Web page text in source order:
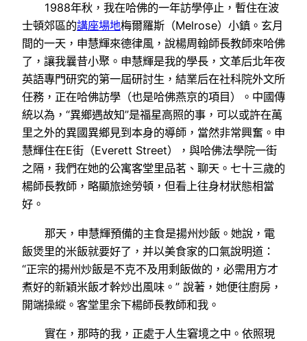
1988年秋，我在哈佛的一年訪學停止，暫住在波
士頓郊區的講座場地梅爾羅斯（Melrose）小鎮。玄月
間的一天，申慧輝來德律風，說楊周翰師長教師來哈佛
了，讓我曩昔小聚。申慧輝是我的學長，文革后北年夜
英語專門研究的第一屆研討生，結業后在社科院外文所
任務，正在哈佛訪學（也是哈佛燕京的項目）。中國傳
統以為，“異鄉遇故知”是福星高照的事，可以或許在萬
里之外的異國異鄉見到本身的導師，當然非常興奮。申
慧輝住在E街（Everett Street），與哈佛法學院一街
之隔，我們在她的公寓客堂里品茗、聊天。七十三歲的
楊師長教師，略顯旅途勞頓，但看上往身材狀態相當
好。
那天，申慧輝預備的主食是揚州炒飯。她說，電
飯煲里的米飯就要好了，并以美食家的口氣說明道：
“正宗的揚州炒飯是不克不及用剩飯做的，必需用方才
煮好的新穎米飯才幹炒出風味。” 說著，她便往廚房，
開端操縱。客堂里余下楊師長教師和我。
實在，那時的我，正處于人生窘境之中。依照現